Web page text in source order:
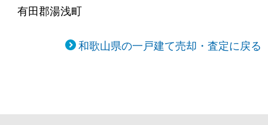
有田郡湯浅町
和歌山県の一戸建て売却・査定に戻る